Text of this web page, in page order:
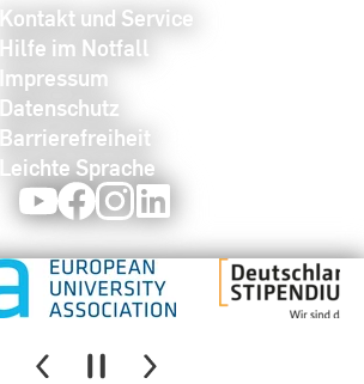
Kontakt und Service
Hilfe im Notfall
Impressum
Datenschutz
Barrierefreiheit
Leichte Sprache
YoutubeFacebookInstagram